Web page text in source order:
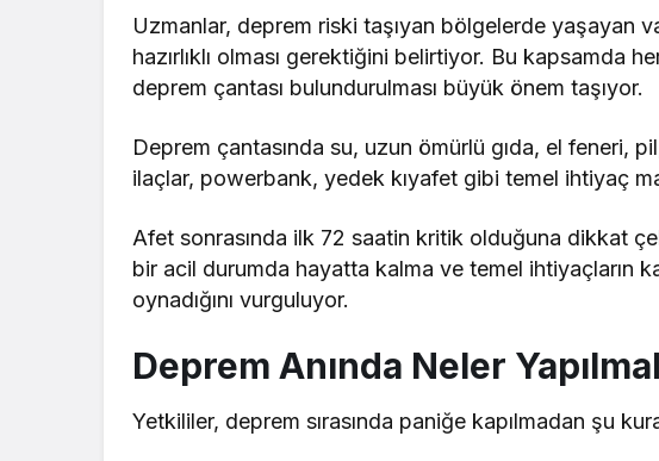
Uzmanlar, deprem riski taşıyan bölgelerde yaşayan
hazırlıklı olması gerektiğini belirtiyor. Bu kapsamda
deprem çantası bulundurulması büyük önem taşıyor.
Deprem çantasında su, uzun ömürlü gıda, el feneri,
ilaçlar, powerbank, yedek kıyafet gibi temel ihtiyaç
Afet sonrasında ilk 72 saatin kritik olduğuna dikkat
bir acil durumda hayatta kalma ve temel ihtiyaçların
oynadığını vurguluyor.
Deprem Anında Neler
Yetkililer, deprem sırasında paniğe kapılmadan şu